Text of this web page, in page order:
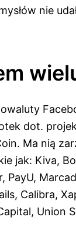
nie
dot.
Ma nią
jak: Kiva,
PayU,
Calibra,
Union